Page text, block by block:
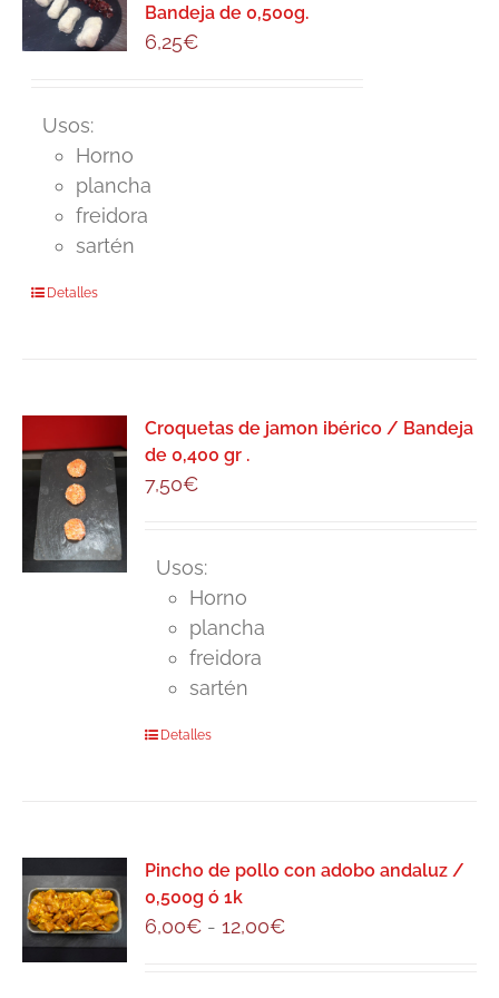
Bandeja de 0,500g.
6,25€
Usos:
Horno
plancha
freidora
sartén
Detalles
Croquetas de jamon ibérico / Bandeja
de 0,400 gr .
7,50€
Usos:
Horno
plancha
freidora
sartén
Detalles
Pincho de pollo con adobo andaluz /
0,500g ó 1k
6,00€ - 12,00€Rango